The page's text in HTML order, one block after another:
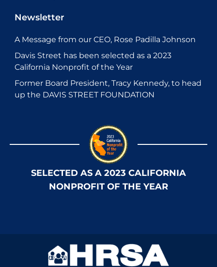
Newsletter
A Message from our CEO, Rose Padilla Johnson
Davis Street has been selected as a 2023
California Nonprofit of the Year
Former Board President, Tracy Kennedy, to head
up the DAVIS STREET FOUNDATION
SELECTED AS A 2023 CALIFORNIA
NONPROFIT OF THE YEAR